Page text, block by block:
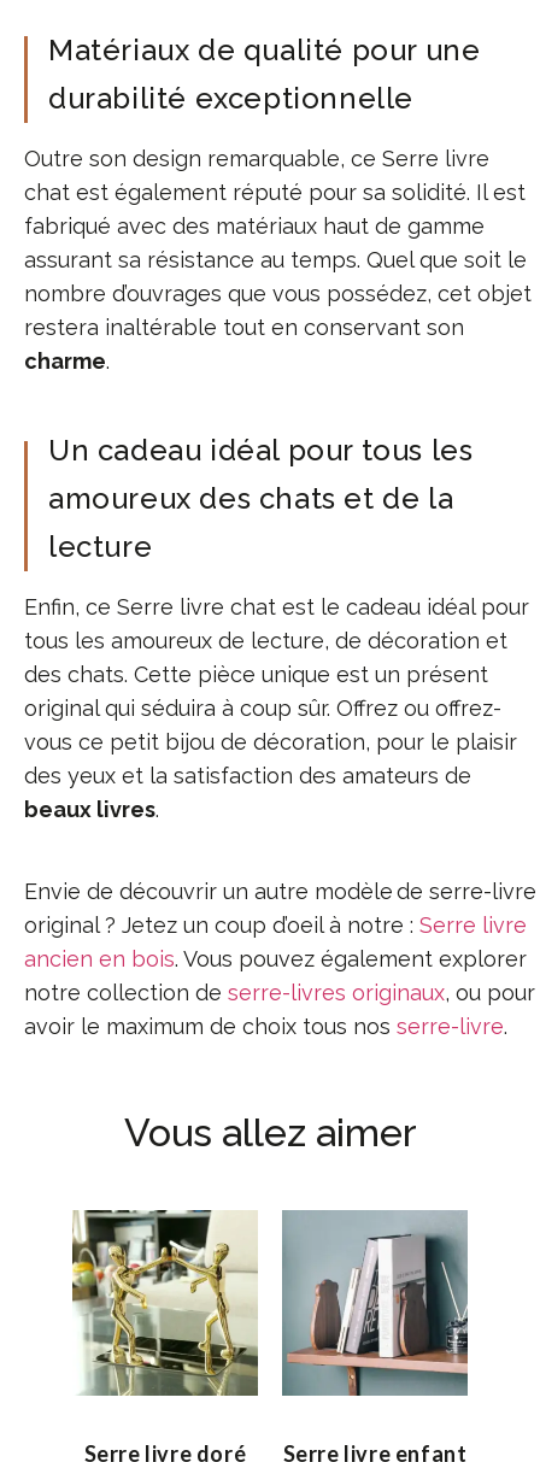
Matériaux de qualité pour une
durabilité exceptionnelle
Outre son design remarquable, ce Serre livre
chat est également réputé pour sa solidité. Il est
fabriqué avec des matériaux haut de gamme
assurant sa résistance au temps. Quel que soit le
nombre d’ouvrages que vous possédez, cet objet
restera inaltérable tout en conservant son
charme.
Un cadeau idéal pour tous les
amoureux des chats et de la
lecture
Enfin, ce Serre livre chat est le cadeau idéal pour
tous les amoureux de lecture, de décoration et
des chats. Cette pièce unique est un présent
original qui séduira à coup sûr. Offrez ou offrez-
vous ce petit bijou de décoration, pour le plaisir
des yeux et la satisfaction des amateurs de
beaux livres.
Envie de découvrir un autre modèle de serre-livre
original ? Jetez un coup d’oeil à notre : Serre livre
ancien en bois. Vous pouvez également explorer
notre collection de serre-livres originaux, ou pour
avoir le maximum de choix tous nos serre-livre.
Vous allez aimer
Serre livre doré Serre livre enfant